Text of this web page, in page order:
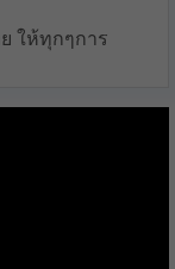
ให้ทุกๆการ